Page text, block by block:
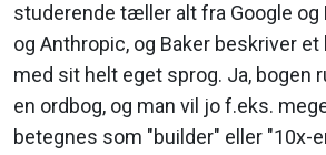
studerende tæller alt fra Google og
og Anthropic, og Baker beskriver et
med sit helt eget sprog. Ja, bogen
en ordbog, og man vil jo f.eks.
betegnes som "builder" eller "10x-